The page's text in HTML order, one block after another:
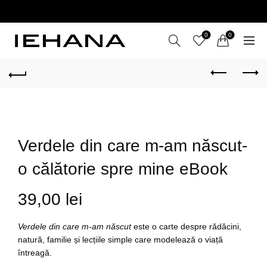
0 0
Verdele din care m-am născut-
o călătorie spre mine eBook
39,00 lei
Verdele din care m-am născuteste o carte despre rădăcini,
natură, familie și lecțiile simple care modelează o viață
întreagă.